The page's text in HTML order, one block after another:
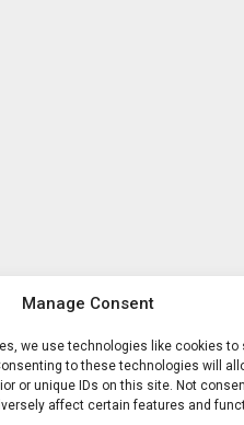
Manage Consent
we use technologies like cookies
to these technologies will
or unique IDs on this site. Not
affect certain features and